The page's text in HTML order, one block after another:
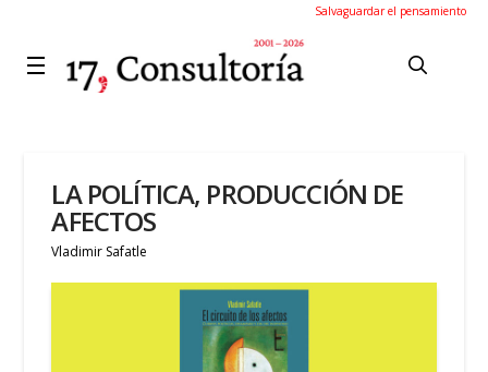
Salvaguardar el pensamiento
LA POLÍTICA, PRODUCCIÓN DE
AFECTOS
Vladimir Safatle